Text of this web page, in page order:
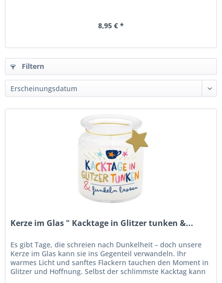
8,95 € *
Filtern
Kerze im Glas " Kacktage in Glitzer tunken &...
Es gibt Tage, die schreien nach Dunkelheit – doch unsere
Kerze im Glas kann sie ins Gegenteil verwandeln. Ihr
warmes Licht und sanftes Flackern tauchen den Moment in
Glitzer und Hoffnung. Selbst der schlimmste Kacktag kann